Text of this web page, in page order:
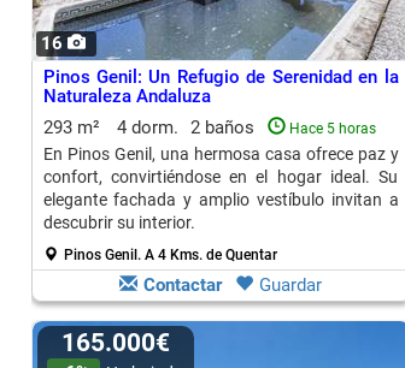
16
Pinos Genil: Un Refugio de Serenidad en la
Naturaleza Andaluza
293 m²
4 dorm. 2 baños Hace 5 horas
En Pinos Genil, una hermosa casa ofrece paz y
confort, convirtiéndose en el hogar ideal. Su
elegante fachada y amplio vestíbulo invitan a
descubrir su interior.
Pinos Genil. A 4 Kms. de Quentar
Contactar Guardar
165.000€